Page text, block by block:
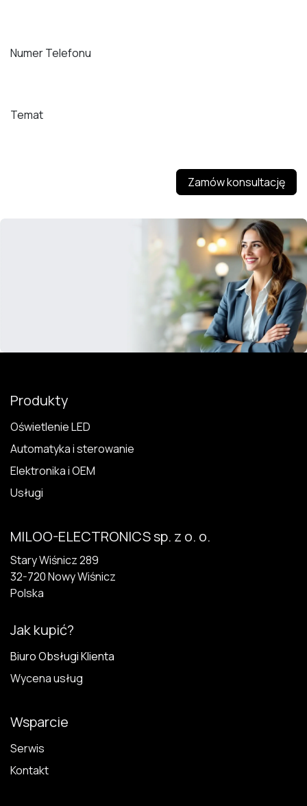
Numer Telefonu
Temat
Zamów konsultację
Produkty
Oświetlenie LED
Automatyka i sterowanie
Elektronika i OEM
Usługi
MILOO-ELECTRONICS sp. z o. o.
Stary Wiśnicz 289
32-720 N​owy Wiśnicz
Polska
Jak kupić?
Biuro Obsługi Klienta
Wycena usług
Wsparcie
Serwis
Kontakt